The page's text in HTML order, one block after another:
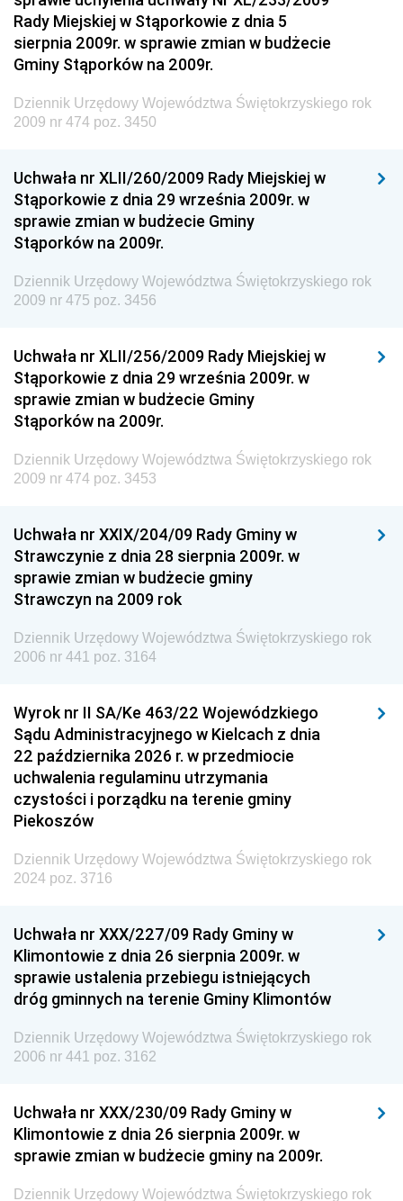
Dziennik Urzędowy Komendy Głównej Policji
Dziennik Urzędowy Ministra Pracy i Polityki
Społecznej
Dziennik Urzędowy Ministra Transportu, Budownictwa
i Gospodarki Morskiej
Dziennik Urzędowy Ministra Spraw Zagranicznych
Dziennik Urzędowy Centralnego Biura
Antykorupcyjnego
Wewnętrznego
Dziennik Urzędowy Urzędu Patentowego
Dziennik Urzędowy Generalnej Dyrekcji Dróg
Krajowych i Autostrad
Dziennik Urzędowy Ministra Środowiska
Dziennik Urzędowy Ministra Edukacji
Dziennik Urzędowy Ministra Przemysłu
Dziennik Urzędowy Ministra Finansów i Gospodarki
Dziennik Urzędowy Ministra do Spraw Unii
Dziennik Urzędowy Agencji Wywiadu
Rady Miejskiej w Stąporkowie z dnia 5
sierpnia 2009r. w sprawie zmian w budżecie
Gminy Stąporków na 2009r.
Dziennik Urzędowy Województwa Świętokrzyskiego rok
2009 nr 474 poz. 3450
Uchwała nr XLII/260/2009 Rady Miejskiej w
Stąporkowie z dnia 29 września 2009r. w
sprawie zmian w budżecie Gminy
Stąporków na 2009r.
Dziennik Urzędowy Województwa Świętokrzyskiego rok
2009 nr 475 poz. 3456
Uchwała nr XLII/256/2009 Rady Miejskiej w
Stąporkowie z dnia 29 września 2009r. w
sprawie zmian w budżecie Gminy
Stąporków na 2009r.
Dziennik Urzędowy Województwa Świętokrzyskiego rok
2009 nr 474 poz. 3453
Uchwała nr XXIX/204/09 Rady Gminy w
Strawczynie z dnia 28 sierpnia 2009r. w
sprawie zmian w budżecie gminy
Strawczyn na 2009 rok
Dziennik Urzędowy Województwa Świętokrzyskiego rok
2006 nr 441 poz. 3164
Wyrok nr II SA/Ke 463/22 Wojewódzkiego
Sądu Administracyjnego w Kielcach z dnia
22 października 2026 r. w przedmiocie
uchwalenia regulaminu utrzymania
czystości i porządku na terenie gminy
Piekoszów
Dziennik Urzędowy Województwa Świętokrzyskiego rok
2024 poz. 3716
Uchwała nr XXX/227/09 Rady Gminy w
Klimontowie z dnia 26 sierpnia 2009r. w
sprawie ustalenia przebiegu istniejących
dróg gminnych na terenie Gminy Klimontów
Dziennik Urzędowy Województwa Świętokrzyskiego rok
2006 nr 441 poz. 3162
Uchwała nr XXX/230/09 Rady Gminy w
Klimontowie z dnia 26 sierpnia 2009r. w
sprawie zmian w budżecie gminy na 2009r.
Dziennik Urzędowy Województwa Świętokrzyskiego rok